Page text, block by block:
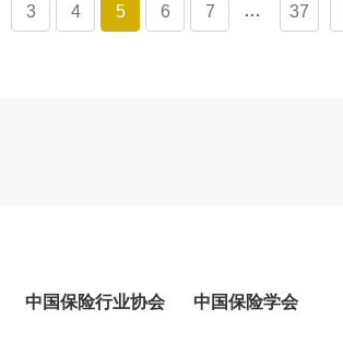
3 4 5 6 7 … 37
中国保险行业协会 中国保险学会